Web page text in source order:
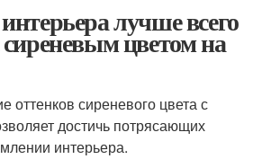
лучше всего
сиреневым цветом на
оттенков сиреневого цвета с
достичь потрясающих
интерьера.